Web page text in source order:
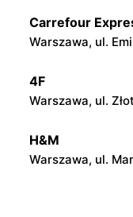
Drogerie Laboo
Koluszki, ul.
Carrefour
Warszawa, ul.
4F
Warszawa, ul.
H&M
Warszawa, ul.